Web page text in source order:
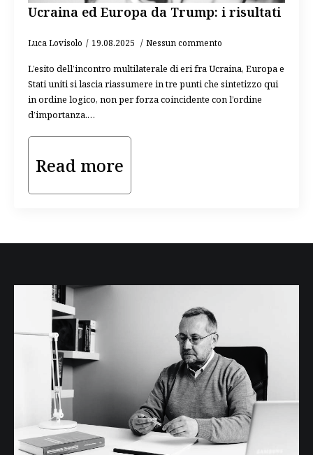
Ucraina ed Europa da Trump: i risultati
Luca Lovisolo 19.08.2025 Nessun commento
L’esito dell’incontro multilaterale di eri fra Ucraina, Europa e
Stati uniti si lascia riassumere in tre punti che sintetizzo qui
in ordine logico, non per forza coincidente con l’ordine
d’importanza.…
Read more